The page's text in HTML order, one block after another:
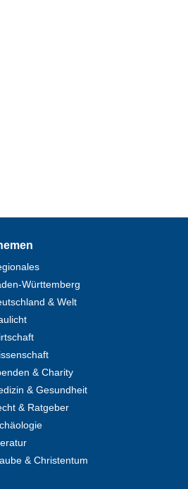
Württemberg
& Welt
& Charity
& Gesundheit
& Ratgeber
& Christentum